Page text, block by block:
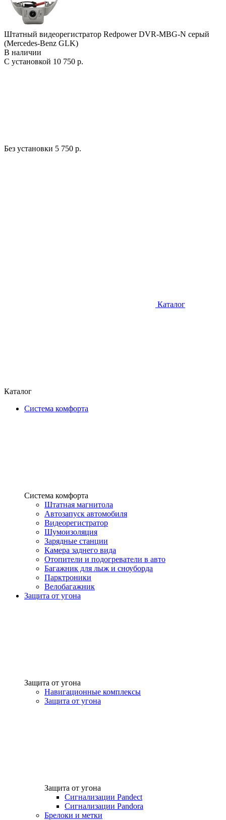
Штатный видеорегистратор Redpower DVR-MBG-N серый
(Mercedes-Benz GLK)
В наличии
С установкой 10 750 р.
Без установки 5 750 р.
Каталог
Каталог
Система комфорта
Система комфорта
Штатная магнитола
Автозапуск автомобиля
Видеорегистратор
Шумоизоляция
Зарядные станции
Камера заднего вида
Отопители и подогреватели в авто
Багажник для лыж и сноуборда
Парктроники
Велобагажник
Защита от угона
Защита от угона
Навигационные комплексы
Защита от угона
Защита от угона
Сигнализации Pandect
Сигнализации Pandora
Брелоки и метки